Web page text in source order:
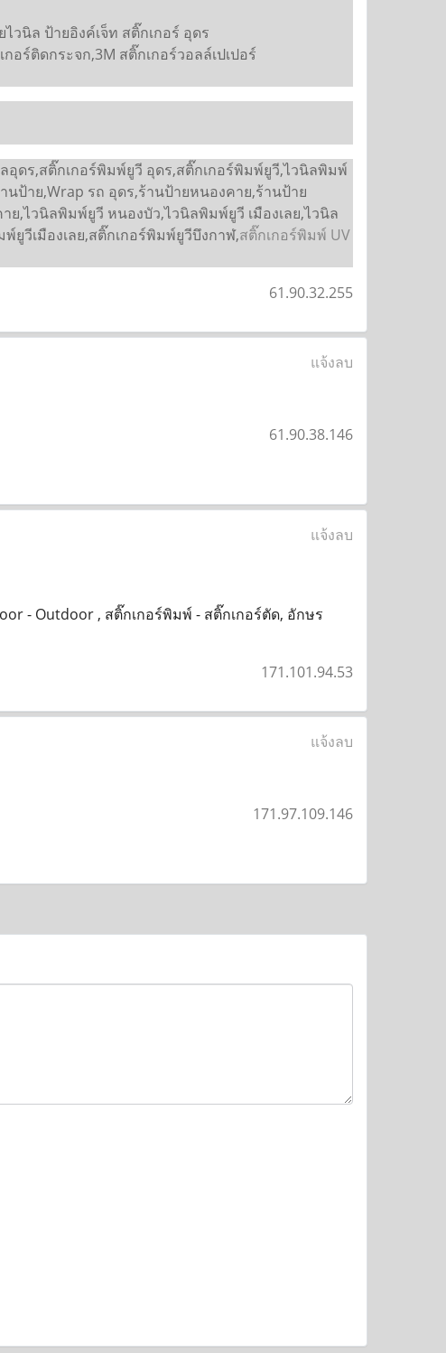
นิล ป้ายอิงค์เจ็ท สติ๊กเกอร์ อุดร
ร์ติดกระจก,3M สติ๊กเกอร์วอลล์เปเปอร์
อุดร,สติ๊กเกอร์พิมพ์ยูวี อุดร,สติ๊กเกอร์พิมพ์ยูวี,ไวนิลพิมพ์
ป้าย,Wrap รถ อุดร,ร้านป้ายหนองคาย,ร้านป้าย
,ไวนิลพิมพ์ยูวี หนองบัว,ไวนิลพิมพ์ยูวี เมืองเลย,ไวนิล
วีเมืองเลย,สติ๊กเกอร์พิมพ์ยูวีบึงกาฬ,สติ๊กเกอร์พิมพ์ UV
61.90.32.255
แจ้งลบ
61.90.38.146
แจ้งลบ
- Outdoor , สติ๊กเกอร์พิมพ์ - สติ๊กเกอร์ตัด, อักษร
171.101.94.53
แจ้งลบ
171.97.109.146